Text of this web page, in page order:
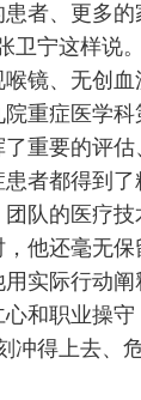
者、更多的
卫宁这样说
镜、无创血
重症医学
重要的评
者都得到了
队的医疗技
他还毫无
实际行动阐
和职业操守
冲得上去、